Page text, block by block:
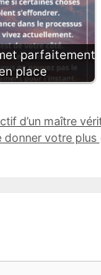
parfaitement
place
d’un maître
donner votre